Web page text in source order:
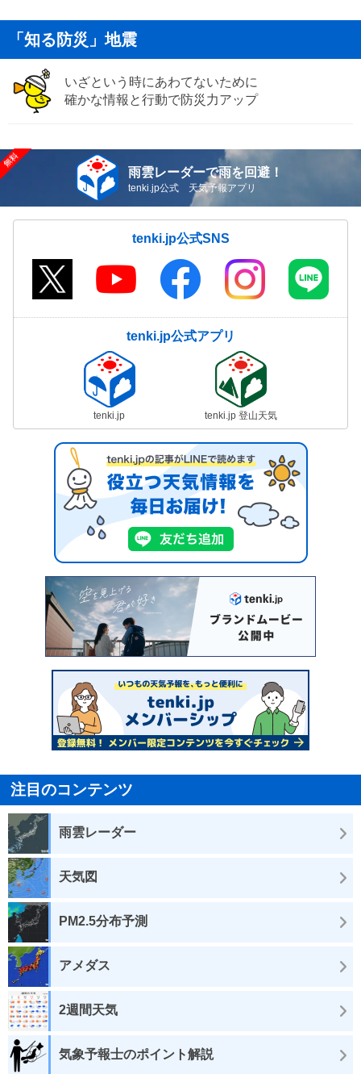
「知る防災」地震
いざという時にあわてないために
確かな情報と行動で防災力アップ
雨雲レーダーで雨を回避！
tenki.jp公式 天気予報アプリ
tenki.jp公式SNS
tenki.jp公式アプリ
tenki.jp tenki.jp 登山天気
注目のコンテンツ
雨雲レーダー
天気図
PM2.5分布予測
アメダス
2週間天気
気象予報士のポイント解説